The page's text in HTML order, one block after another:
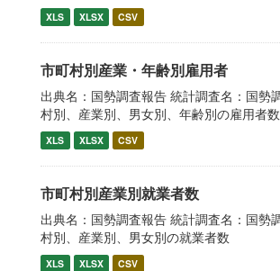
XLS XLSX CSV
市町村別産業・年齢別雇用者
出典名：国勢調査報告 統計調査名：国勢
村別、産業別、男女別、年齢別の雇用者数
XLS XLSX CSV
市町村別産業別就業者数
出典名：国勢調査報告 統計調査名：国勢
村別、産業別、男女別の就業者数
XLS XLSX CSV